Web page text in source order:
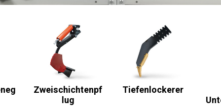
Zweischichtenpf
Lug
Tiefenlockerer